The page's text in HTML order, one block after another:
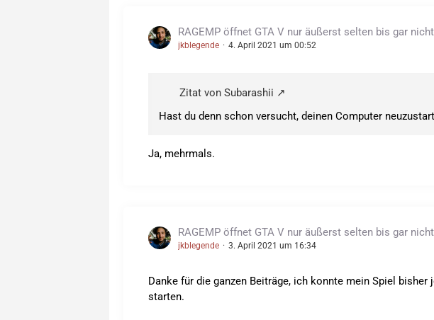
RAGEMP öffnet GTA V nur äußerst selten bis gar nicht
jkblegende 4. April 2021 um 00:52
Zitat von Subarashii
Hast du denn schon versucht, deinen Computer
Ja, mehrmals.
RAGEMP öffnet GTA V nur äußerst selten bis gar nicht
jkblegende 3. April 2021 um 16:34
Danke für die ganzen Beiträge, ich konnte mein Spiel
starten.